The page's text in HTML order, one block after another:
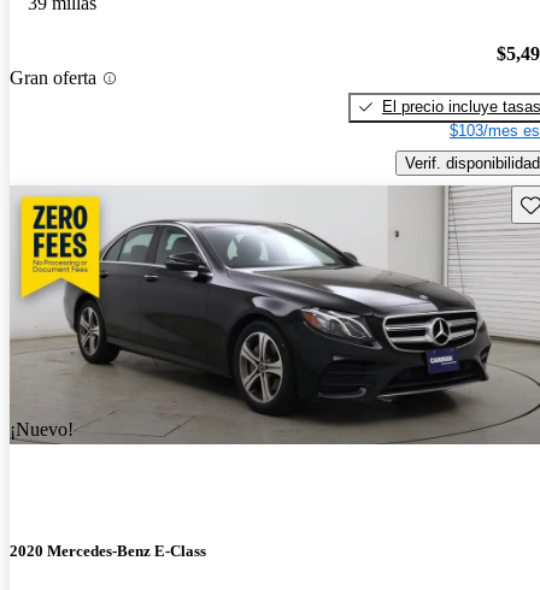
Gran oferta
El precio incluye tasas
$103/mes
Verif. disponibilidad
¡Nuevo!
2020 Mercedes-Benz E-Class